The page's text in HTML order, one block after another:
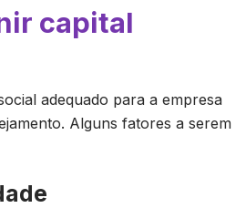
capital
adequado para a empresa
Alguns fatores a serem